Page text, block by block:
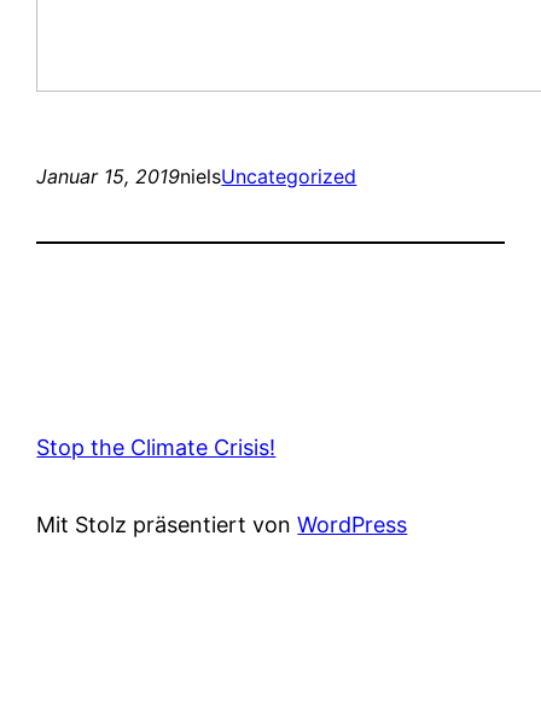
Januar 15, 2019nielsUncategorized
Stop the Climate Crisis!
Mit Stolz präsentiert vonWordPress